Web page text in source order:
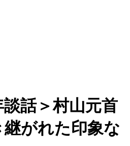
談話＞村山元首
がれた印象な